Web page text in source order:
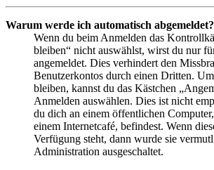
Warum werde ich automatisch abgemeldet?
Wenn du beim Anmelden das
bleiben“ nicht auswählst, wirst du nur
angemeldet. Dies verhindert den
Benutzerkontos durch einen Dritten.
bleiben, kannst du das Kästchen
Anmelden auswählen. Dies ist nicht
du dich an einem öffentlichen
einem Internetcafé, befindest. Wenn
Verfügung steht, dann wurde sie
Administration ausgeschaltet.